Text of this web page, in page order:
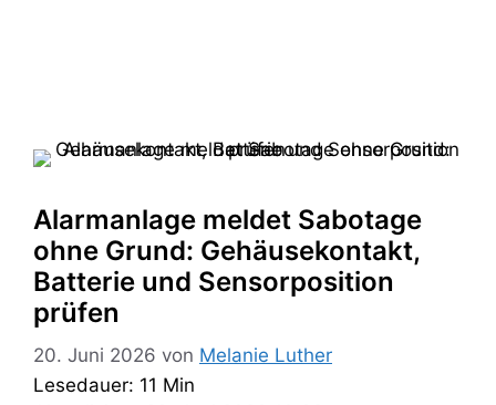
Alarmanlage meldet Sabotage
ohne Grund: Gehäusekontakt,
Batterie und Sensorposition
prüfen
20. Juni 2026 von Melanie Luther
Lesedauer: 11 Min